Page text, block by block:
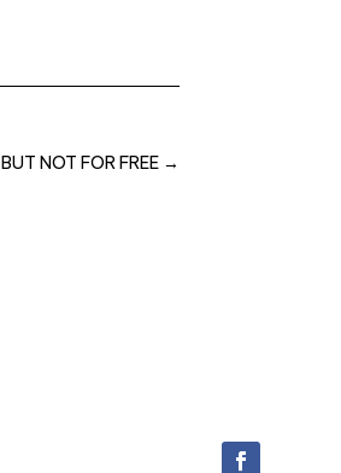
BUT NOT FOR FREE→